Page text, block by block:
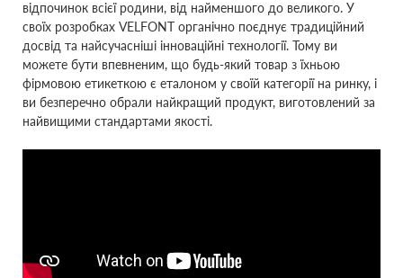
відпочинок всієї родини, від найменшого до великого. У
своїх розробках VELFONT органічно поєднує традиційний
досвід та найсучасніші інноваційні технології. Тому ви
можете бути впевненим, що будь-який товар з їхньою
фірмовою етикеткою є еталоном у своїй категорії на ринку, і
ви безперечно обрали найкращий продукт, виготовлений за
найвищими стандартами якості.